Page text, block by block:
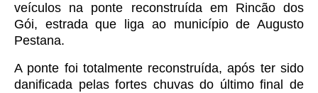
veículos na ponte reconstruída em Rincão dos
Gói, estrada que liga ao município de Augusto
Pestana.
A ponte foi totalmente reconstruída, após ter sido
danificada pelas fortes chuvas do último final de